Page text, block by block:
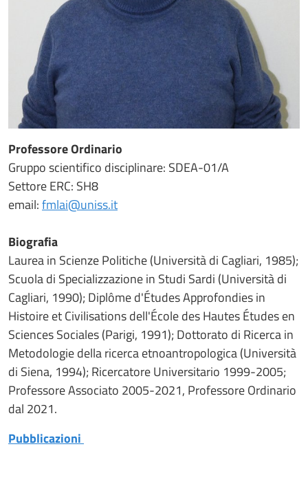
Professore Ordinario
Gruppo scientifico disciplinare: SDEA-01/A
Settore ERC: SH8
email:fmlai@uniss.it
Biografia
Laurea in Scienze Politiche (Università di Cagliari, 1985);
Scuola di Specializzazione in Studi Sardi (Università di
Cagliari, 1990); Diplôme d'Études Approfondies in
Histoire et Civilisations dell'École des Hautes Études en
Sciences Sociales (Parigi, 1991); Dottorato di Ricerca in
Metodologie della ricerca etnoantropologica (Università
di Siena, 1994); Ricercatore Universitario 1999-2005;
Professore Associato 2005-2021, Professore Ordinario
dal 2021.
Pubblicazioni